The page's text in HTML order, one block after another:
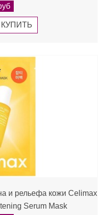
и рельефа кожи Celimax
Serum Mask